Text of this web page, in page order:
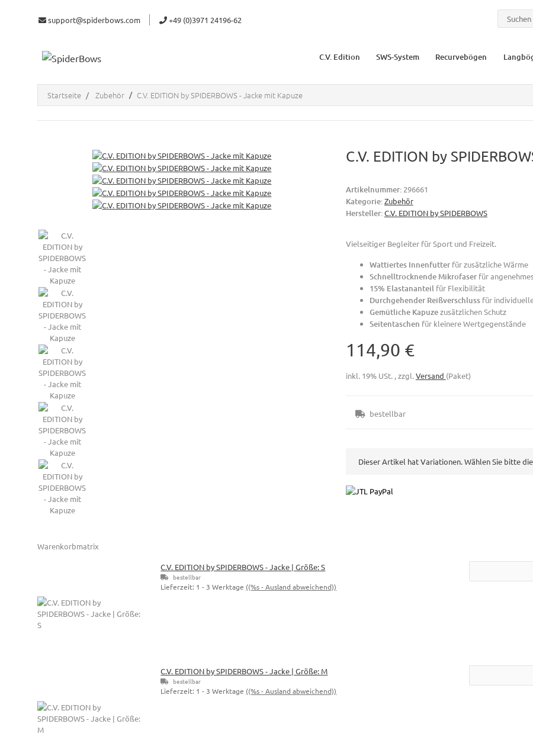
support@spiderbows.com +49 (0)3971 24196-62
C.V. Edition SWS-System Recurvebögen
Startseite Zubehör C.V. EDITION by SPIDERBOWS - Jacke mit Kapuze
C.V. EDITION by
Artikelnummer: 296661
Kategorie:Zubehör
Hersteller:C.V. EDITION by SPIDERBOWS
Vielseitiger Begleiter für Sport und Freizeit.
Wattiertes Innenfutterfür zusätzliche Wärme
Schnelltrocknende Mikrofaserfür
15% Elastananteilfür Flexibilität
Durchgehender Reißverschlussfür
Gemütliche Kapuzezusätzlichen Schutz
Seitentaschen für kleinere Wertgegenstände
114,90 €
inkl. 19% USt. , zzgl.Versand (Paket)
bestellbar
x
Dieser Artikel hat Variationen. Wählen Sie bitte
Warenkorbmatrix
C.V. EDITION by SPIDERBOWS - Jacke | Größe: S
bestellbar
Lieferzeit: 1 - 3 Werktage ((%s - Ausland abweichend))
C.V. EDITION by SPIDERBOWS - Jacke | Größe: M
bestellbar
Lieferzeit: 1 - 3 Werktage ((%s - Ausland abweichend))